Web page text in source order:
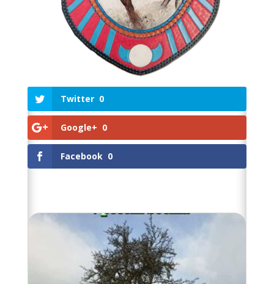
Twitter 0
Google+ 0
Facebook 0